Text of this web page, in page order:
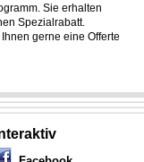
Sie erhalten
Spezialrabatt.
gerne eine Offerte